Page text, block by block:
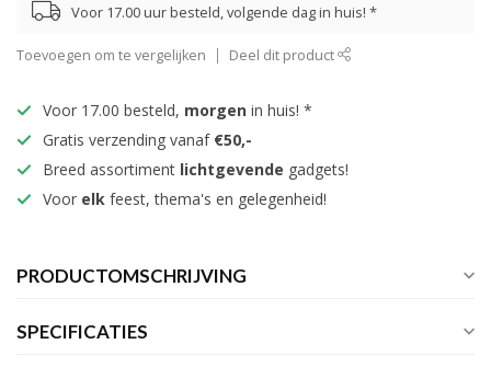
Voor 17.00 uur besteld, volgende dag in huis! *
Toevoegen om te vergelijken Deel dit product
Voor 17.00 besteld, morgen in huis! *
Gratis verzending vanaf €50,-
Breed assortiment lichtgevende gadgets!
Voor elk feest, thema's en gelegenheid!
PRODUCTOMSCHRIJVING
SPECIFICATIES